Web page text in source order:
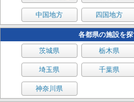
中国地方 四国地方
各都県の施設を
茨城県 栃木県
埼玉県 千葉県
神奈川県